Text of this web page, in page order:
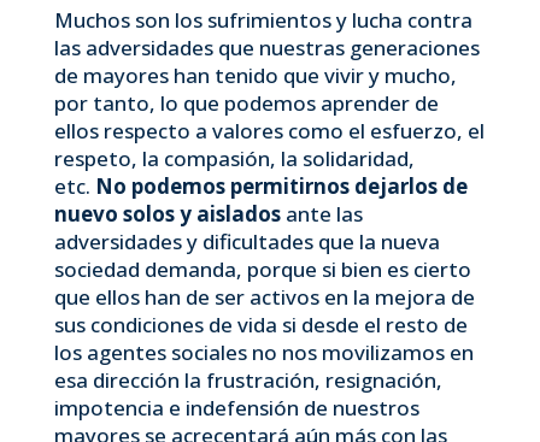
Muchos son los sufrimientos y lucha contra
las adversidades que nuestras generaciones
de mayores han tenido que vivir y mucho,
por tanto, lo que podemos aprender de
ellos respecto a valores como el esfuerzo, el
respeto, la compasión, la solidaridad,
etc. No podemos permitirnos dejarlos de
nuevo solos y aisladosante las
adversidades y dificultades que la nueva
sociedad demanda, porque si bien es cierto
que ellos han de ser activos en la mejora de
sus condiciones de vida si desde el resto de
los agentes sociales no nos movilizamos en
esa dirección la frustración, resignación,
impotencia e indefensión de nuestros
mayores se acrecentará aún más con las